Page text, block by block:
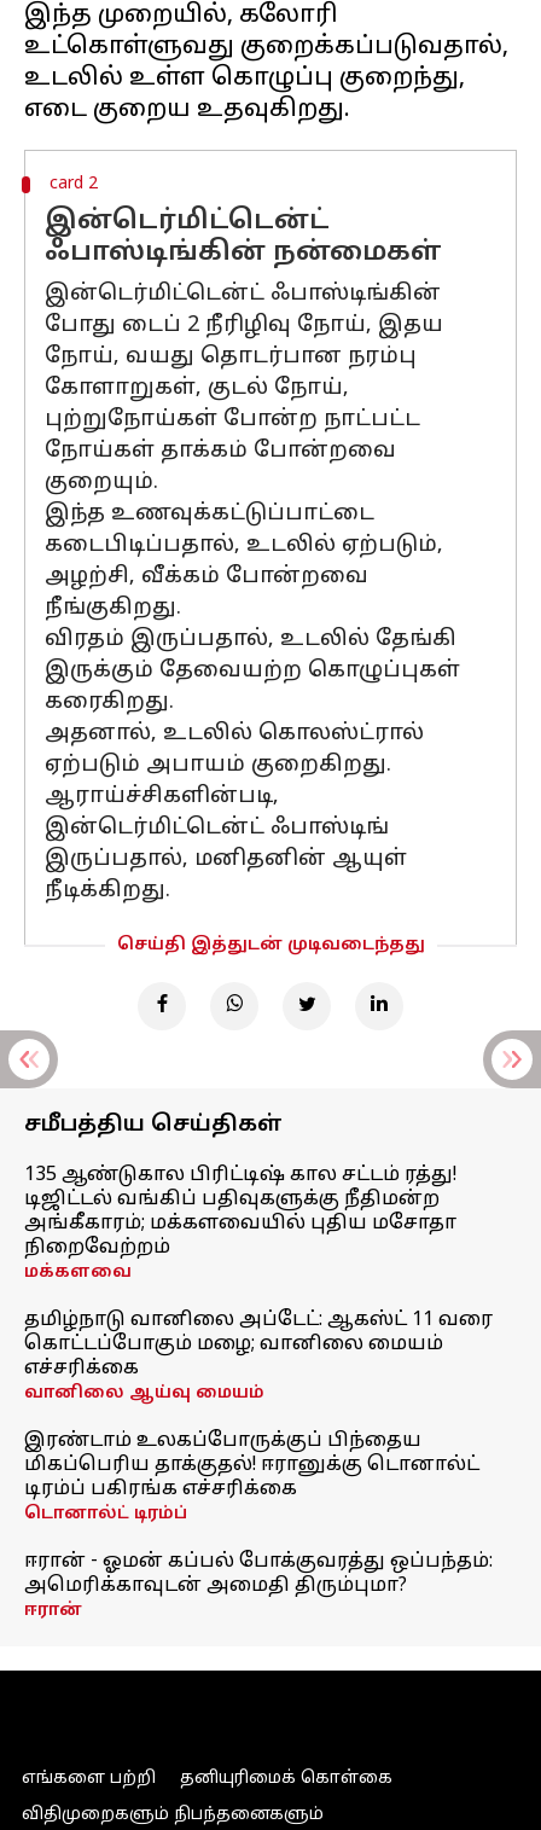
இந்த முறையில், கலோரி
உட்கொள்ளுவது குறைக்கப்படுவதால்,
உடலில் உள்ள கொழுப்பு குறைந்து,
card 2
இன்டெர்மிட்டென்ட்
ஃபாஸ்டிங்கின் நன்மைகள்
இன்டெர்மிட்டென்ட் ஃபாஸ்டிங்கின்
போது டைப் 2 நீரிழிவு நோய், இதய
நோய், வயது தொடர்பான நரம்பு
கோளாறுகள், குடல் நோய்,
புற்றுநோய்கள் போன்ற நாட்பட்ட
நோய்கள் தாக்கம் போன்றவை
குறையும்.
இந்த உணவுக்கட்டுப்பாட்டை
கடைபிடிப்பதால், உடலில் ஏற்படும்,
அழற்சி, வீக்கம் போன்றவை
நீங்குகிறது.
விரதம் இருப்பதால், உடலில் தேங்கி
இருக்கும் தேவையற்ற கொழுப்புகள்
கரைகிறது.
அதனால், உடலில் கொலஸ்ட்ரால்
ஏற்படும் அபாயம் குறைகிறது.
ஆராய்ச்சிகளின்படி,
இன்டெர்மிட்டென்ட் ஃபாஸ்டிங்
இருப்பதால், மனிதனின் ஆயுள்
நீடிக்கிறது.
செய்தி இத்துடன் முடிவடைந்தது
சமீபத்திய செய்திகள்
135 ஆண்டுகால பிரிட்டிஷ் கால சட்டம் ரத்து!
டிஜிட்டல் வங்கிப் பதிவுகளுக்கு நீதிமன்ற
அங்கீகாரம்; மக்களவையில் புதிய மசோதா
நிறைவேற்றம்
மக்களவை
தமிழ்நாடு வானிலை அப்டேட்: ஆகஸ்ட் 11 வரை
கொட்டப்போகும் மழை; வானிலை மையம்
எச்சரிக்கை
வானிலை ஆய்வு மையம்
இரண்டாம் உலகப்போருக்குப் பிந்தைய
மிகப்பெரிய தாக்குதல்! ஈரானுக்கு டொனால்ட்
டிரம்ப் பகிரங்க எச்சரிக்கை
டொனால்ட் டிரம்ப்
ஈரான் - ஓமன் கப்பல் போக்குவரத்து ஒப்பந்தம்:
அமெரிக்காவுடன் அமைதி திரும்புமா?
ஈரான்
எங்களை பற்றி
தனியுரிமைக் கொள்கை
விதிமுறைகளும் நிபந்தனைகளும்